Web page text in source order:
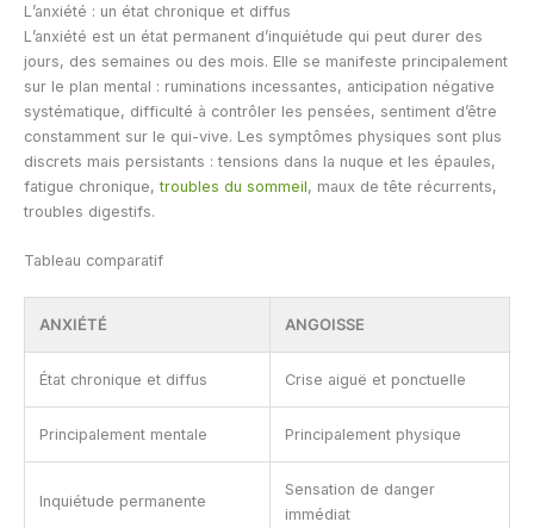
L’anxiété : un état chronique et diffus
L’anxiété est un état permanent d’inquiétude qui peut durer des
jours, des semaines ou des mois. Elle se manifeste principalement
sur le plan mental : ruminations incessantes, anticipation négative
systématique, difficulté à contrôler les pensées, sentiment d’être
constamment sur le qui-vive. Les symptômes physiques sont plus
discrets mais persistants : tensions dans la nuque et les épaules,
fatigue chronique,troubles du sommeil, maux de tête récurrents,
troubles digestifs.
Tableau comparatif
ANXIÉTÉ ANGOISSE
État chronique et diffus Crise aiguë et ponctuelle
Principalement mentale Principalement physique
Inquiétude permanente
Sensation de danger
immédiat